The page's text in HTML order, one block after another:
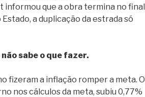
informou que a obra termina no final
a duplicação da estrada só
sabe o que fazer.
fizeram a inflação romper a meta. O
nos cálculos da meta, subiu 0,77%